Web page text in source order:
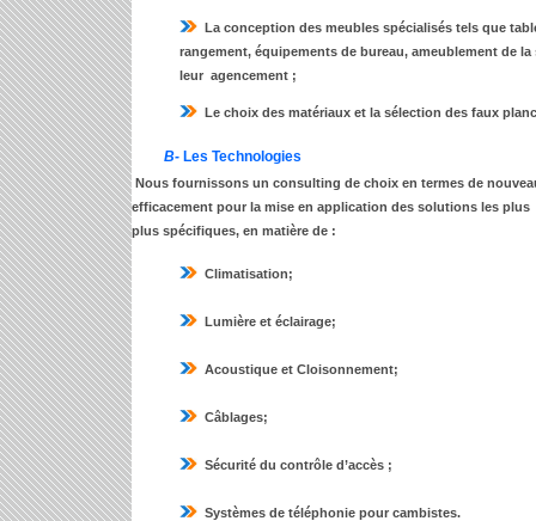
La conception des meubles spécialisés tels que
rangement, équipements de bureau, ameublement de
leur agencement ;
Le choix des matériaux et la sélection des faux
B- Les Technologies
Nous fournissons un consulting de choix en termes de
efficacement pour la mise en application des solutions les
plus spécifiques, en matière de :
Climatisation;
Lumière et éclairage;
Acoustique et Cloisonnement;
Câblages;
Sécurité du contrôle d’accès ;
Systèmes de téléphonie pour cambistes.